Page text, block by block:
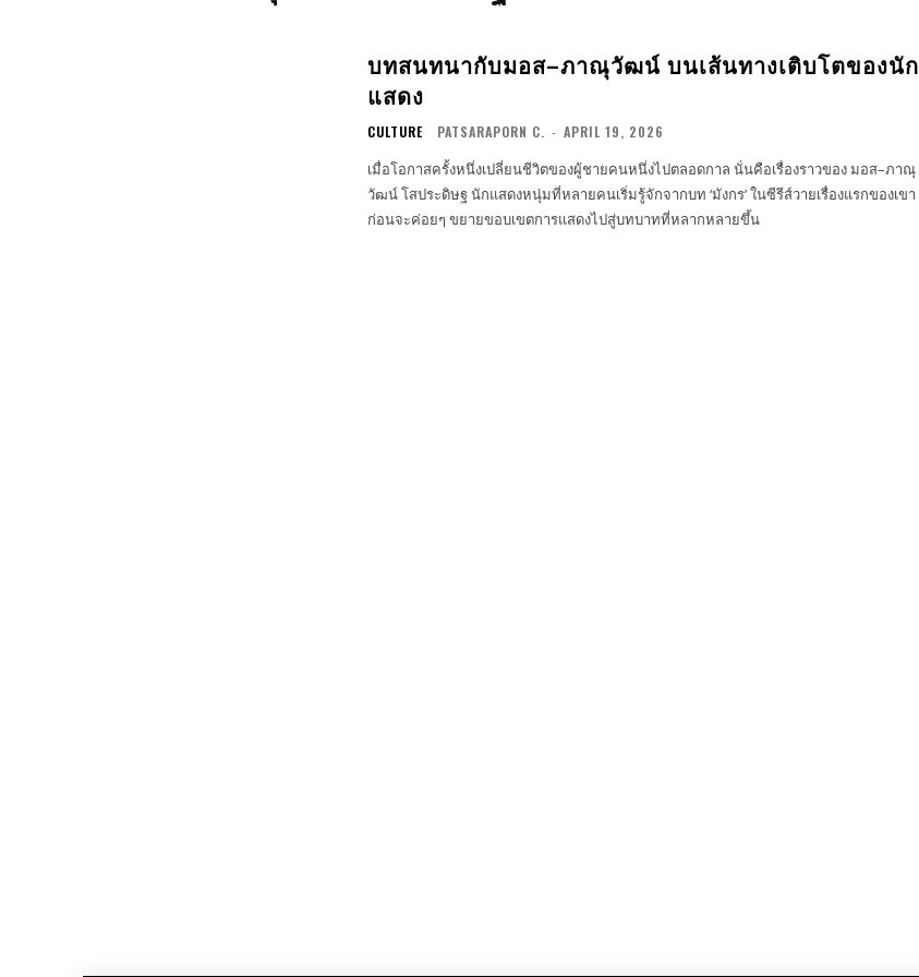
บทสนทนากับมอส–ภาณุวัฒน์ บนเส้นทางเติบโตของนัก
แสดง
CULTURE PATSARAPORN C. - APRIL 19, 2026
เมื่อโอกาสครั้งหนึ่งเปลี่ยนชีวิตของผู้ชายคนหนึ่งไปตลอดกาล นั่นคือเรื่องราวของ มอส–ภาณุ
วัฒน์ โสประดิษฐ นักแสดงหนุ่มที่หลายคนเริ่มรู้จักจากบท ‘มังกร’ ในซีรีส์วายเรื่องแรกของเขา
ก่อนจะค่อยๆ ขยายขอบเขตการแสดงไปสู่บทบาทที่หลากหลายขึ้น